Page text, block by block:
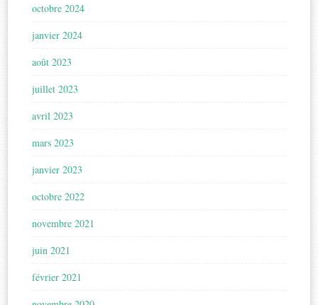
octobre 2024
janvier 2024
août 2023
juillet 2023
avril 2023
mars 2023
janvier 2023
octobre 2022
novembre 2021
juin 2021
février 2021